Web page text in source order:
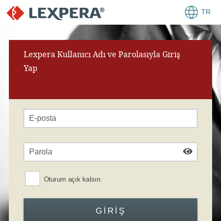
TR
Lexpera Kullanıcı Adı ve Parolasıyla Giriş
Yap
Oturum açık kalsın
GIRIŞ